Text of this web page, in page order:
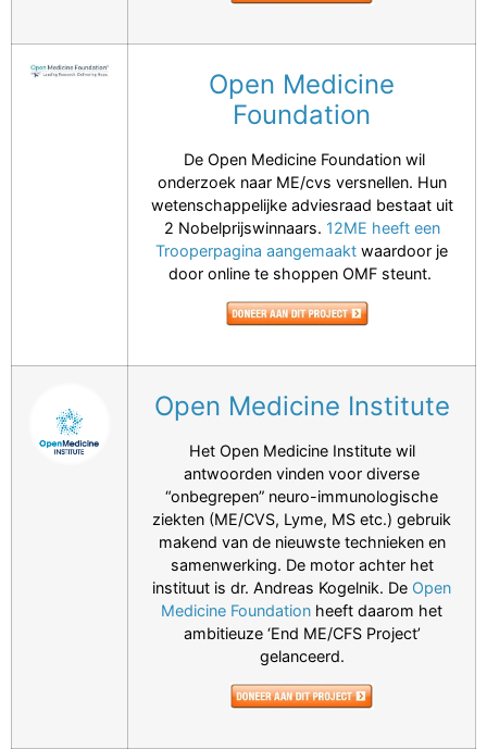
Open Medicine
Foundation
De Open Medicine Foundation wil
onderzoek naar ME/cvs versnellen. Hun
wetenschappelijke adviesraad bestaat uit
2 Nobelprijswinnaars. 12ME heeft een
Trooperpagina aangemaakt waardoor je
door online te shoppen OMF steunt.
Open Medicine Institute
Het Open Medicine Institute wil
antwoorden vinden voor diverse
“onbegrepen” neuro-immunologische
ziekten (ME/CVS, Lyme, MS etc.) gebruik
makend van de nieuwste technieken en
samenwerking. De motor achter het
instituut is dr. Andreas Kogelnik. De Open
Medicine Foundation heeft daarom het
ambitieuze ‘End ME/CFS Project’
gelanceerd.